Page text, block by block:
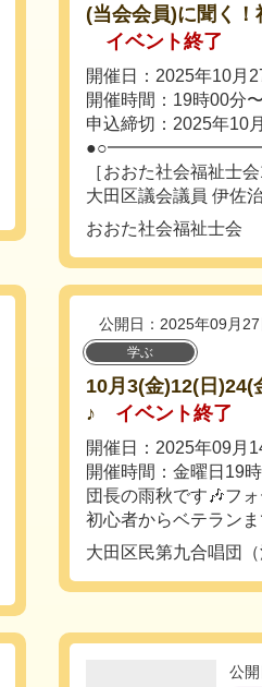
(当会会員)に聞く
イベント終了
開催日：2025年10月
開催時間：19時00分
申込締切：2025年10
［おおた社会福祉士
大田区議会議員 伊佐
おおた社会福祉士会
公開日：2025年09月27
学ぶ
10月3(金)12(日
♪
イベント終了
開催日：2025年09月
開催時間：金曜日19
団長の雨秋です🎶フ
初心者からベテラン
大田区民第九合唱団（
公